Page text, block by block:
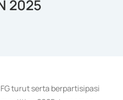
2025
turut serta berpartisipasi